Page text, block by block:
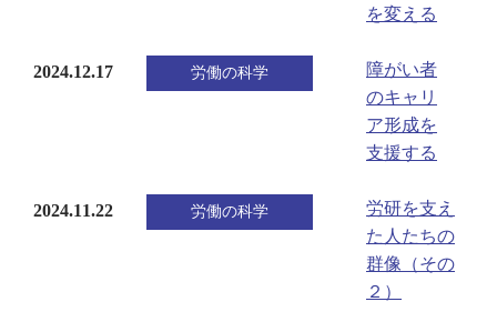
を変える
2024.12.17 労働の科学
障がい者
のキャリ
ア形成を
支援する
2024.11.22 労働の科学
労研を支え
た人たちの
群像（その
２）